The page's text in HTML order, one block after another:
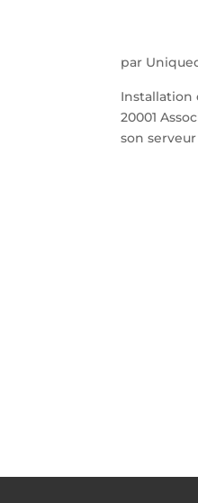
par
Installation
20001
son